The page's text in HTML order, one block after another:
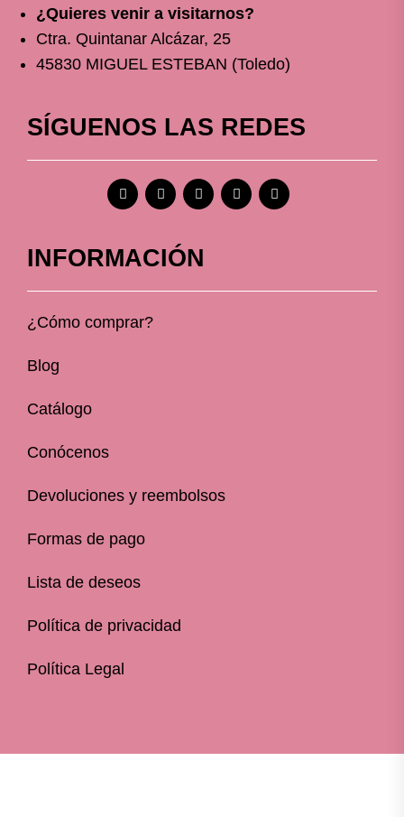
¿Quieres venir a visitarnos?
Ctra. Quintanar Alcázar, 25
45830 MIGUEL ESTEBAN (Toledo)
SÍGUENOS LAS REDES
INFORMACIÓN
¿Cómo comprar?
Blog
Catálogo
Conócenos
Devoluciones y reembolsos
Formas de pago
Lista de deseos
Política de privacidad
Política Legal